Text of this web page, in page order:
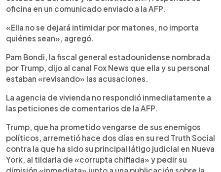
oficina en un comunicado enviado a la AFP.
«Ella no se dejará intimidar por matones, no importa
quiénes sean», agregó.
Pam Bondi, la fiscal general estadounidense nombrada
por Trump, dijo al canal Fox News que ella y su personal
estaban «revisando» las acusaciones.
La agencia de vivienda no respondió inmediatamente a
las peticiones de comentarios de la AFP.
Trump, que ha prometido vengarse de sus enemigos
políticos, arremetió hace dos días en su red Truth Social
contra la que ha sido su principal látigo judicial en Nueva
York, al tildarla de «corrupta chiflada» y pedir su
dimisión «inmediata» junto a una publicación sobre la